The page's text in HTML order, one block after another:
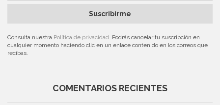
Suscribirme
Consulta nuestra Política de privacidad. Podrás cancelar tu suscripción en
cualquier momento haciendo clic en un enlace contenido en los correos que
recibas.
COMENTARIOS RECIENTES